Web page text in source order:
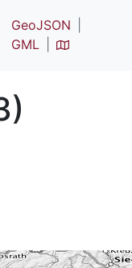
GeoJSON
GML